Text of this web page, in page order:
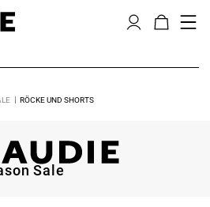
RÖCKE UND SHORTS
Sale